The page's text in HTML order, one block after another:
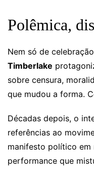
Polêmica,
Nem só de
Timberlake
sobre censura,
que mudou a forma.
Décadas depois, o
referências ao
manifesto político em
performance que